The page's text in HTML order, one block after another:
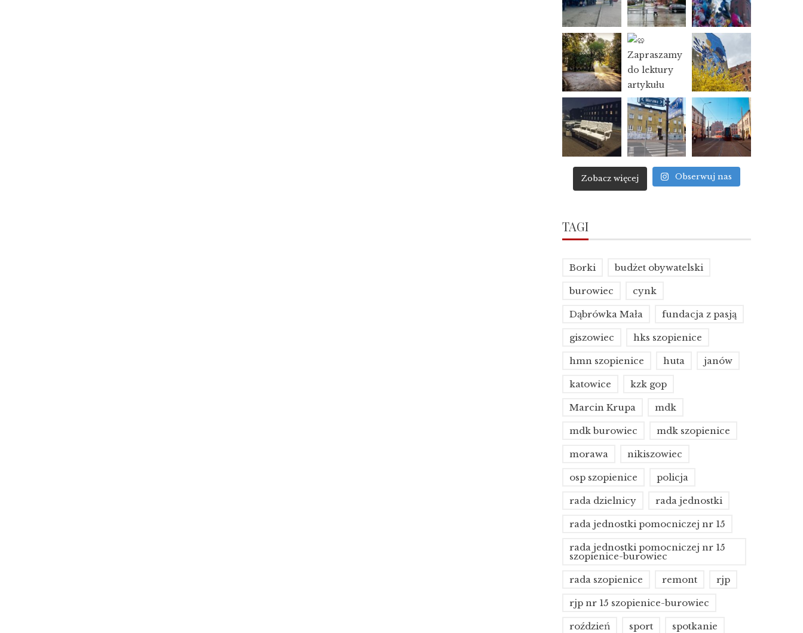
Zobacz więcej Obserwuj nas
TAGI
Borki budżet obywatelski
burowiec cynk
Dąbrówka Mała fundacja z pasją
giszowiec hks szopienice
hmn szopienice huta janów
katowice kzk gop
Marcin Krupa mdk
mdk burowiec mdk szopienice
morawa nikiszowiec
osp szopienice policja
rada dzielnicy rada jednostki
rada jednostki pomocniczej nr 15
rada jednostki pomocniczej nr 15
szopienice-burowiec
rada szopienice remont rjp
rjp nr 15 szopienice-burowiec
roździeń sport spotkanie